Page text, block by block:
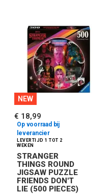
NEW
STRANGER
THINGS ROUND
JIGSAW PUZZLE
FRIENDS DON'T
LIE (500 PIECES)
€ 18,99
Op voorraad bij
leverancier